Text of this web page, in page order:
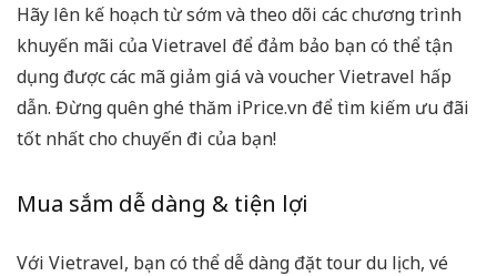
Hãy lên kế hoạch từ sớm và theo dõi các chương trình
khuyến mãi của Vietravel để đảm bảo bạn có thể tận
dụng được các mã giảm giá và voucher Vietravel hấp
dẫn. Đừng quên ghé thăm iPrice.vn để tìm kiếm ưu đãi
tốt nhất cho chuyến đi của bạn!
Mua sắm dễ dàng & tiện lợi
Với Vietravel, bạn có thể dễ dàng đặt tour du lịch, vé